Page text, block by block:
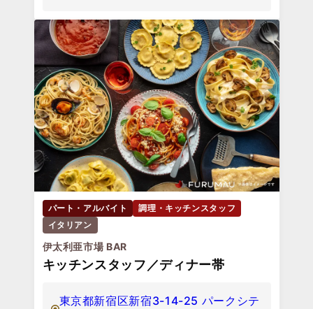
パート・アルバイト
調理・キッチンスタッフ
イタリアン
伊太利亜市場 BAR
キッチンスタッフ／ディナー帯
東京都新宿区新宿3-14-25 パークシテ